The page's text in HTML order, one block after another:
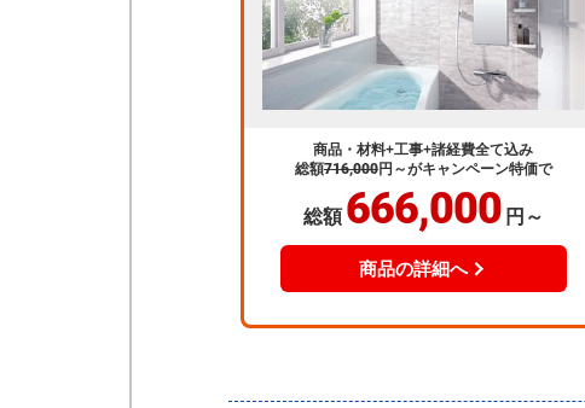
商品・材料+工事+諸経費全て込み
総額716,000円～がキャンペーン特価で
総額 666,000 円～
商品の詳細へ